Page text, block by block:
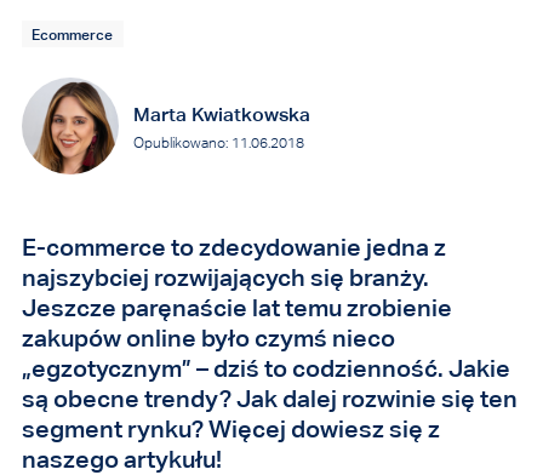
Marta Kwiatkowska
Opublikowano: 11.06.2018
Ecommerce
E-commerce to zdecydowanie jedna z
najszybciej rozwijających się branży.
Jeszcze paręnaście lat temu zrobienie
zakupów online było czymś nieco
„egzotycznym” – dziś to codzienność. Jakie
są obecne trendy? Jak dalej rozwinie się ten
segment rynku? Więcej dowiesz się z
naszego artykułu!